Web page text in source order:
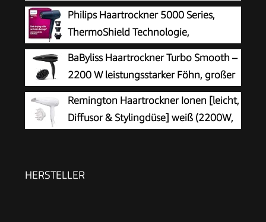
Klappgriff | kompakter Airstyler | 2
Stufen | Kaltstufe für Style-Fix |
Überhitzungsschutz | PC-HT 3009 champagner
Philips Haartrockner 5000 Series,
ThermoShield Technologie,
Ionisierungsfunktion, 2.300 W,
Metallic-Blau, mit 9-mm- und 11-mm-
Stylingdüse, Volumendiffusor, BHD510/20
BaByliss Haartrockner Turbo Smooth –
2200 W leistungsstarker Föhn, großer
Diffusor, Ionen-Technologie mit Anti-
Frizz, 3 Temperatureinstellungen & 2
Geschwindigkeitsstufen, Schwarz, D572DE
Remington Haartrockner Ionen [leicht,
Diffusor & Stylingdüse] weiß (2200W,
separate Gebläsestufen + Abkühlstufe) D3199
HERSTELLER